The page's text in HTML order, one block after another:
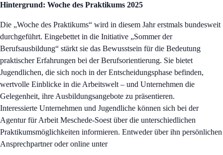
Hintergrund: Woche des Praktikums 2025
Die „Woche des Praktikums“ wird in diesem Jahr erstmals bundesweit
durchgeführt. Eingebettet in die Initiative „Sommer der
Berufsausbildung“ stärkt sie das Bewusstsein für die Bedeutung
praktischer Erfahrungen bei der Berufsorientierung. Sie bietet
Jugendlichen, die sich noch in der Entscheidungsphase befinden,
wertvolle Einblicke in die Arbeitswelt – und Unternehmen die
Gelegenheit, ihre Ausbildungsangebote zu präsentieren.
Interessierte Unternehmen und Jugendliche können sich bei der
Agentur für Arbeit Meschede-Soest über die unterschiedlichen
Praktikumsmöglichkeiten informieren. Entweder über ihn persönlichen
Ansprechpartner oder online unter